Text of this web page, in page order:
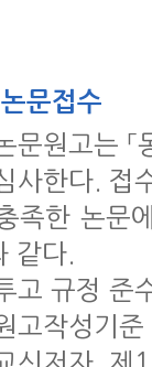
문접수
문원고는 「
사한다. 접
족한 논문
같다.
고 규정 준
고작성기준